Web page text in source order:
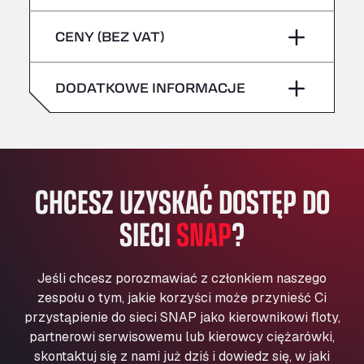
All 4 Trucks
Klaverbladstaat 21, 3560
American Truck Wash
Av. des Etats-Unis 90, 6041
Aut. A4 Salida 288 Pol. Ind. del Guadiel, 23210
AP7 Salida 2, C/ Bassegoda, 4, 17700
Andamur Pamplona
A-15 Salida Imarcoain, 31119
Andamur San Roman II
Aut A1 Exit 385, 01207
Anglia Motel
Washway Road, PE12 8LT
Anpol Sp. z o.o.
Ul. Torunska 147, 85884
sobota –
sobota –
niebezpieczne/ADR
CENY (BEZ VAT)
DODATKOWE INFORMACJE
CHCESZ UZYSKAĆ DOSTĘP DO
SIECISNAP?
Jeśli chcesz porozmawiać z członkiem naszego
zespołu o tym, jakie korzyści może przynieść Ci
przystąpienie do sieci SNAP jako kierownikowi floty,
partnerowi serwisowemu lub kierowcy ciężarówki,
skontaktuj się z nami już dziś i dowiedz się, w jaki